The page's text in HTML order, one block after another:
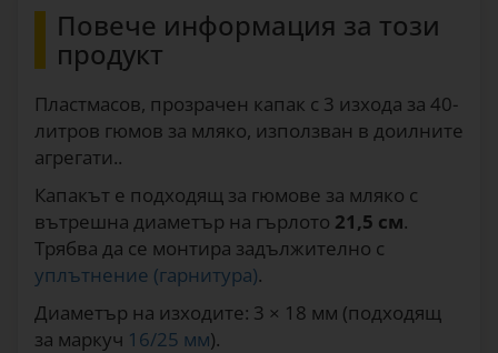
Повече информация за този
продукт
Пластмасов, прозрачен капак с 3 изхода за 40-
литров гюмов за мляко, използван в доилните
агрегати..
Капакът е подходящ за гюмове за мляко с
вътрешна диаметър на гърлото 21,5 см.
Трябва да се монтира задължително с
уплътнение (гарнитура).
Диаметър на изходите: 3 × 18 мм (подходящ
за маркуч 16/25 мм).